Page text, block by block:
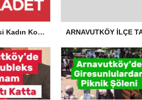
Saadet Partisi Kadın Kolları’ndan Okullardaki Olaylarla İlgili Basın Açıklaması